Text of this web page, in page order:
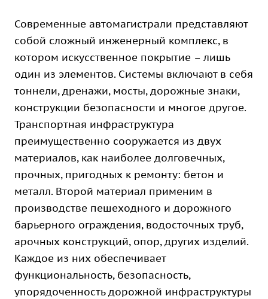
Современные автомагистрали представляют
собой сложный инженерный комплекс, в
котором искусственное покрытие – лишь
один из элементов. Системы включают в себя
тоннели, дренажи, мосты, дорожные знаки,
конструкции безопасности и многое другое.
Транспортная инфраструктура
преимущественно сооружается из двух
материалов, как наиболее долговечных,
прочных, пригодных к ремонту: бетон и
металл. Второй материал применим в
производстве пешеходного и дорожного
барьерного ограждения, водосточных труб,
арочных конструкций, опор, других изделий.
Каждое из них обеспечивает
функциональность, безопасность,
упорядоченность дорожной инфраструктуры